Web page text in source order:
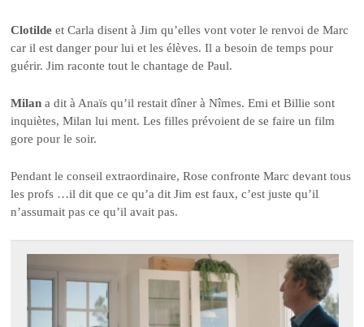
Clotilde et Carla disent à Jim qu’elles vont voter le renvoi de Marc
car il est danger pour lui et les élèves. Il a besoin de temps pour
guérir. Jim raconte tout le chantage de Paul.
Milan a dit à Anaïs qu’il restait dîner à Nîmes. Emi et Billie sont
inquiètes, Milan lui ment. Les filles prévoient de se faire un film
gore pour le soir.
Pendant le conseil extraordinaire, Rose confronte Marc devant tous
les profs …il dit que ce qu’a dit Jim est faux, c’est juste qu’il
n’assumait pas ce qu’il avait pas.